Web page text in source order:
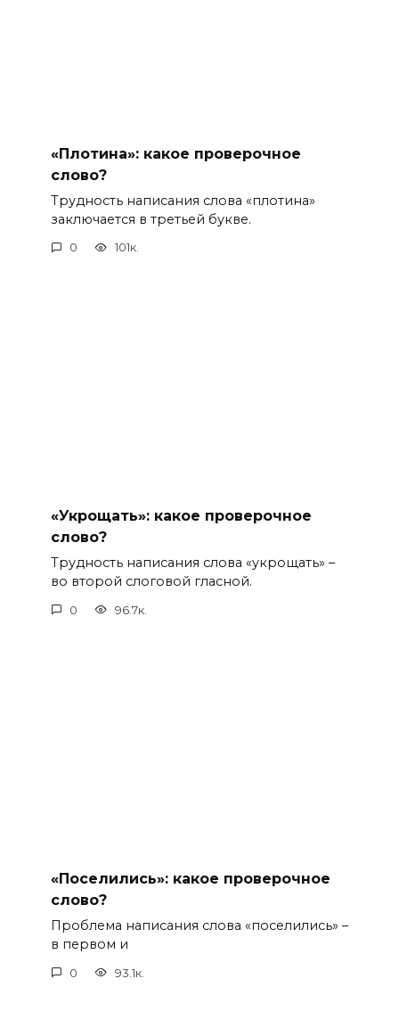
«Плотина»: какое проверочное
слово?
Трудность написания слова «плотина»
заключается в третьей букве.
0 101к.
«Укрощать»: какое проверочное
слово?
Трудность написания слова «укрощать» –
во второй слоговой гласной.
0 96.7к.
«Поселились»: какое проверочное
слово?
Проблема написания слова «поселились» –
в первом и
0 93.1к.